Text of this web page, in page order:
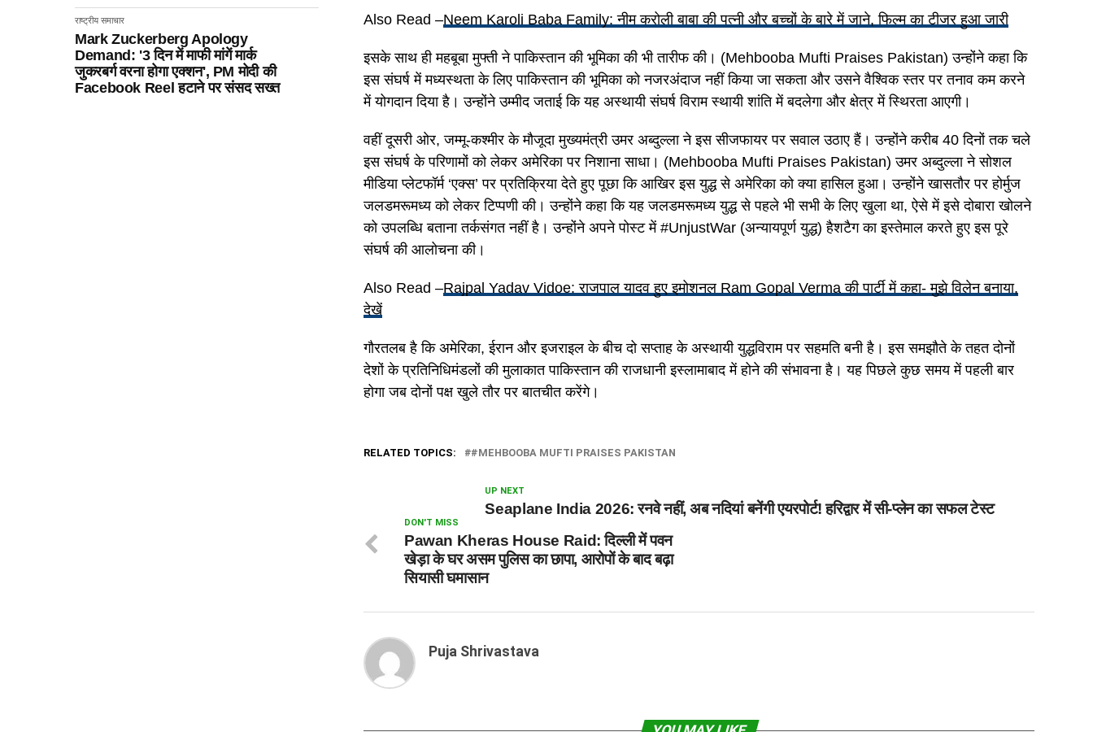
राष्ट्रीय समाचार
Mark Zuckerberg Apology
Demand: '3 दिन में माफी मांगें मार्क
जुकरबर्ग वरना होगा एक्शन', PM मोदी की
Facebook Reel हटाने पर संसद सख्त
Also Read –Neem Karoli Baba Family: नीम करोली बाबा की पत्नी और बच्चों के बारे में जाने, फिल्म का टीजर हुआ जारी
इसके साथ ही महबूबा मुफ्ती ने पाकिस्तान की भूमिका की भी तारीफ की। (Mehbooba Mufti Praises Pakistan) उन्होंने कहा कि
इस संघर्ष में मध्यस्थता के लिए पाकिस्तान की भूमिका को नजरअंदाज नहीं किया जा सकता और उसने वैश्विक स्तर पर तनाव कम करने
में योगदान दिया है। उन्होंने उम्मीद जताई कि यह अस्थायी संघर्ष विराम स्थायी शांति में बदलेगा और क्षेत्र में स्थिरता आएगी।
वहीं दूसरी ओर, जम्मू-कश्मीर के मौजूदा मुख्यमंत्री उमर अब्दुल्ला ने इस सीजफायर पर सवाल उठाए हैं। उन्होंने करीब 40 दिनों तक चले
इस संघर्ष के परिणामों को लेकर अमेरिका पर निशाना साधा। (Mehbooba Mufti Praises Pakistan) उमर अब्दुल्ला ने सोशल
मीडिया प्लेटफॉर्म ‘एक्स’ पर प्रतिक्रिया देते हुए पूछा कि आखिर इस युद्ध से अमेरिका को क्या हासिल हुआ। उन्होंने खासतौर पर होर्मुज
जलडमरूमध्य को लेकर टिप्पणी की। उन्होंने कहा कि यह जलडमरूमध्य युद्ध से पहले भी सभी के लिए खुला था, ऐसे में इसे दोबारा खोलने
को उपलब्धि बताना तर्कसंगत नहीं है। उन्होंने अपने पोस्ट में #UnjustWar (अन्यायपूर्ण युद्ध) हैशटैग का इस्तेमाल करते हुए इस पूरे
संघर्ष की आलोचना की।
Also Read –Rajpal Yadav Vidoe: राजपाल यादव हुए इमोशनल Ram Gopal Verma की पार्टी में कहा- मुझे विलेन बनाया,
देखें
गौरतलब है कि अमेरिका, ईरान और इजराइल के बीच दो सप्ताह के अस्थायी युद्धविराम पर सहमति बनी है। इस समझौते के तहत दोनों
देशों के प्रतिनिधिमंडलों की मुलाकात पाकिस्तान की राजधानी इस्लामाबाद में होने की संभावना है। यह पिछले कुछ समय में पहली बार
होगा जब दोनों पक्ष खुले तौर पर बातचीत करेंगे।
RELATED TOPICS: #MEHBOOBA MUFTI PRAISES PAKISTAN
UP NEXT
Seaplane India 2026: रनवे नहीं, अब नदियां बनेंगी एयरपोर्ट! हरिद्वार में सी-प्लेन का सफल टेस्ट
DON'T MISS
Pawan Kheras House Raid: दिल्ली में पवन
खेड़ा के घर असम पुलिस का छापा, आरोपों के बाद बढ़ा
सियासी घमासान
Puja Shrivastava